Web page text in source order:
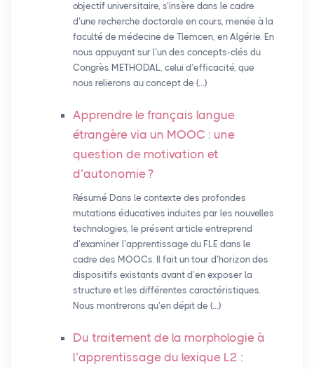
objectif universitaire, s’insère dans le cadre
d’une recherche doctorale en cours, menée à la
faculté de médecine de Tlemcen, en Algérie. En
nous appuyant sur l’un des concepts-clés du
Congrès METHODAL, celui d’efficacité, que
nous relierons au concept de (…)
Apprendre le français langue
étrangère via un MOOC : une
question de motivation et
d’autonomie?
Résumé Dans le contexte des profondes
mutations éducatives induites par les nouvelles
technologies, le présent article entreprend
d’examiner l’apprentissage du FLE dans le
cadre des MOOCs. Il fait un tour d’horizon des
dispositifs existants avant d’en exposer la
structure et les différentes caractéristiques.
Nous montrerons qu’en dépit de (…)
Du traitement de la morphologie à
l’apprentissage du lexique L2 :